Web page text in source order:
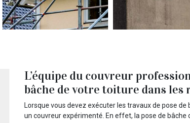
L’équipe du couvreur
bâche de votre toiture dans les
Lorsque vous devez exécuter les travaux de pose
un couvreur expérimenté. En effet, la pose de